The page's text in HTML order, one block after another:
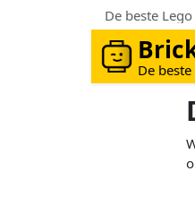
De beste
De beste